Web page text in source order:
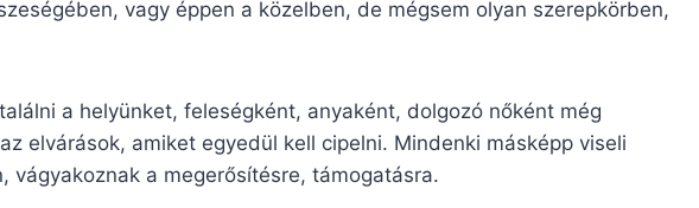
vagy éppen a közelben, de mégsem olyan szerepkörben,
a helyünket, feleségként, anyaként, dolgozó nőként még
elvárások, amiket egyedül kell cipelni. Mindenki másképp viseli
vágyakoznak a megerősítésre, támogatásra.